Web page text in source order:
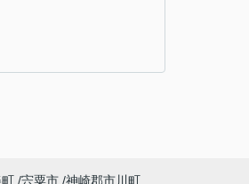
宍粟市 神崎郡市川町